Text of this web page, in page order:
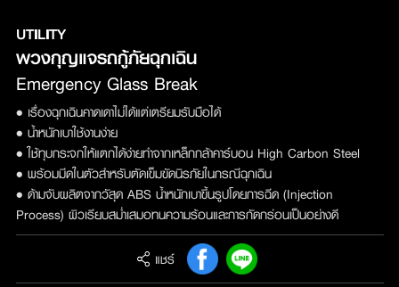
UTILITY
พวงกุญแจรถกู้ภัยฉุกเฉิน
Emergency Glass Break
• เรื่องฉุกเฉินคาดเดาไม่ได้แต่เตรียมรับมือได้
• น้ำหนักเบาใช้งานง่าย
• ใช้ทุบกระจกให้แตกได้ง่ายทำจากเหล็กกล้าคาร์บอน High Carbon Steel
• พร้อมมีดในตัวสำหรับตัดเข็มขัดนิรภัยในกรณีฉุกเฉิน
• ด้ามจับผลิตจากวัสุด ABS น้ำหนักเบาขึ้นรูปโดยการฉีด (Injection
Process) ผิวเรียบสม่ำเสมอทนความร้อนและการกัดกร่อนเป็นอย่างดี
แชร์